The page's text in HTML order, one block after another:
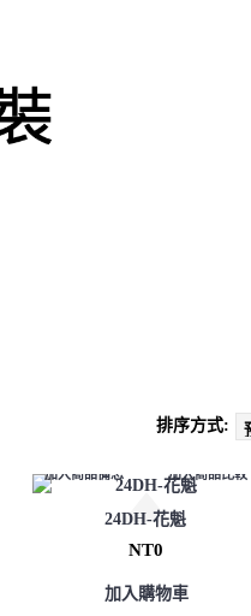
排序方式:
加入商品備忘 加入商品比較
24DH-花魁
NT0
加入購物車